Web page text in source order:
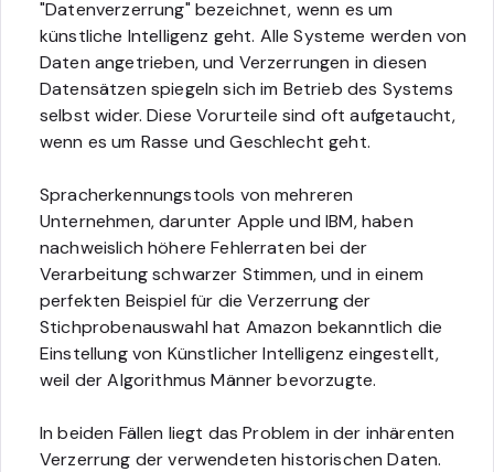
"Datenverzerrung" bezeichnet, wenn es um
künstliche Intelligenz geht. Alle Systeme werden von
Daten angetrieben, und Verzerrungen in diesen
Datensätzen spiegeln sich im Betrieb des Systems
selbst wider. Diese Vorurteile sind oft aufgetaucht,
wenn es um Rasse und Geschlecht geht.
Spracherkennungstools von mehreren
Unternehmen, darunter Apple und IBM, haben
nachweislich höhere Fehlerraten bei der
Verarbeitung schwarzer Stimmen, und in einem
perfekten Beispiel für die Verzerrung der
Stichprobenauswahl hat Amazon bekanntlich die
Einstellung von Künstlicher Intelligenz eingestellt,
weil der Algorithmus Männer bevorzugte.
In beiden Fällen liegt das Problem in der inhärenten
Verzerrung der verwendeten historischen Daten.